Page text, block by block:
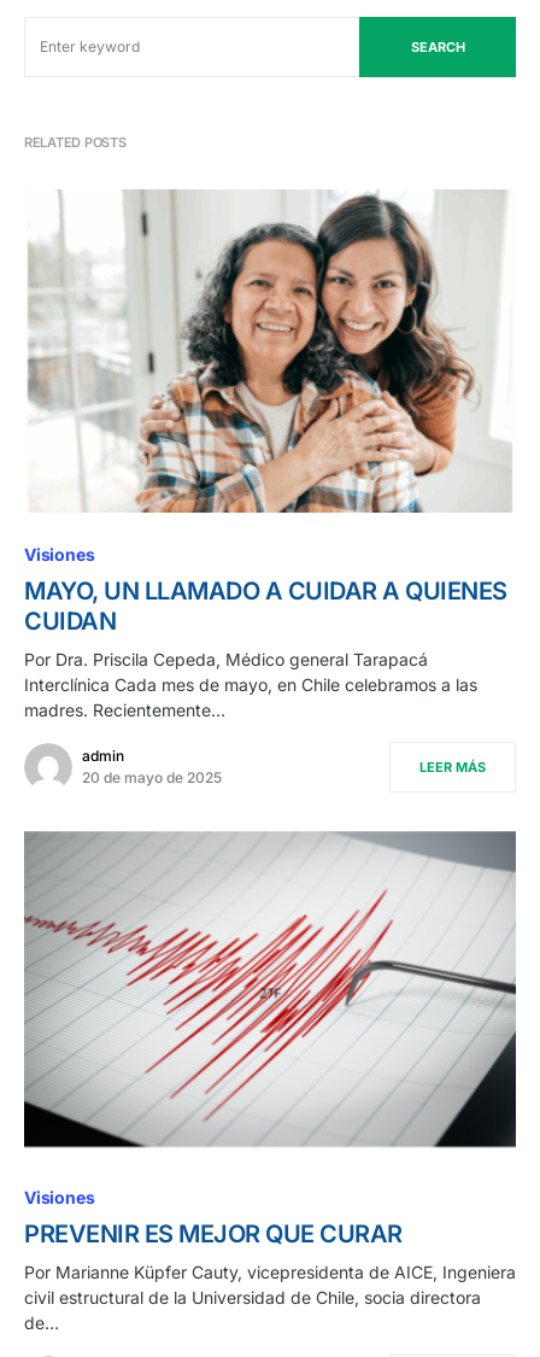
SEARCH
RELATED POSTS
Visiones
MAYO, UN LLAMADO A CUIDAR A QUIENES
CUIDAN
Por Dra. Priscila Cepeda, Médico general Tarapacá
Interclínica Cada mes de mayo, en Chile celebramos a las
madres. Recientemente…
admin
20 de mayo de 2025
LEER MÁS
Visiones
PREVENIR ES MEJOR QUE CURAR
Por Marianne Küpfer Cauty, vicepresidenta de AICE, Ingeniera
civil estructural de la Universidad de Chile, socia directora
de…